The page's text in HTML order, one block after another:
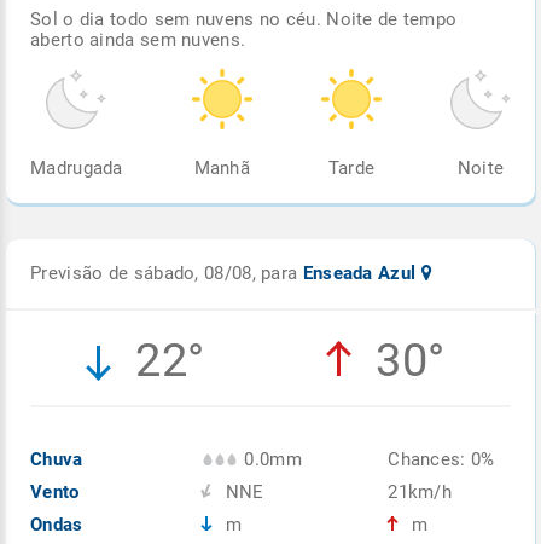
Sol o dia todo sem nuvens no céu. Noite de tempo
aberto ainda sem nuvens.
Madrugada Manhã Tarde Noite
Previsão de sábado, 08/08, para Enseada Azul
22° 30°
Chuva
Vento
Ondas
0.0mm
NNE
m
Chances: 0%
21km/h
m